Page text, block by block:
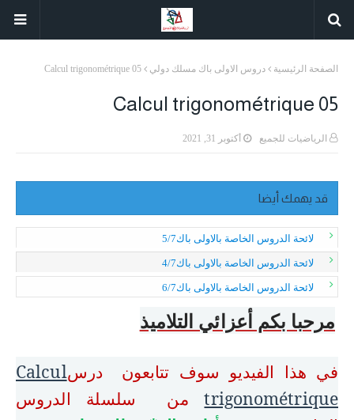
الصفحة الرئيسية دروس الاولى باك مسلك دولي Calcul trigonométrique 05
Calcul trigonométrique 05
الرياضيات للجميع أكتوبر 31, 2021
قد يهمك أيضا
لائحة الدروس الخاصة بالاولى باك5/7
لائحة الدروس الخاصة بالاولى باك4/7
لائحة الدروس الخاصة بالاولى باك6/7
مرحبا بكم أعزائي التلاميذ
في هذا الفيديو سوف تتابعون درسCalcul
trigonométriqueمن سلسلة الدروس